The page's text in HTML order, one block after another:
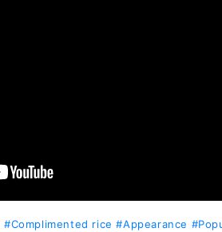
#Complimented rice #Appearance